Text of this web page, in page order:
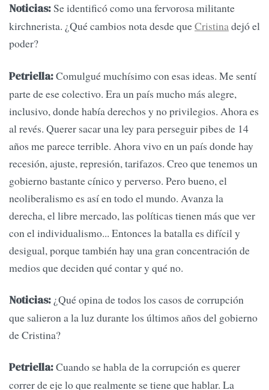
Noticias:Se identificó como una fervorosa militante
kirchnerista. ¿Qué cambios nota desde queCristinadejó el
poder?
Petriella:Comulgué muchísimo con esas ideas. Me sentí
parte de ese colectivo. Era un país mucho más alegre,
inclusivo, donde había derechos y no privilegios. Ahora es
al revés. Querer sacar una ley para perseguir pibes de 14
años me parece terrible. Ahora vivo en un país donde hay
recesión, ajuste, represión, tarifazos. Creo que tenemos un
gobierno bastante cínico y perverso. Pero bueno, el
neoliberalismo es así en todo el mundo. Avanza la
derecha, el libre mercado, las políticas tienen más que ver
con el individualismo... Entonces la batalla es difícil y
desigual, porque también hay una gran concentración de
medios que deciden qué contar y qué no.
Noticias: ¿Qué opina de todos los casos de corrupción
que salieron a la luz durante los últimos años del gobierno
de Cristina?
Petriella:Cuando se habla de la corrupción es querer
correr de eje lo que realmente se tiene que hablar. La